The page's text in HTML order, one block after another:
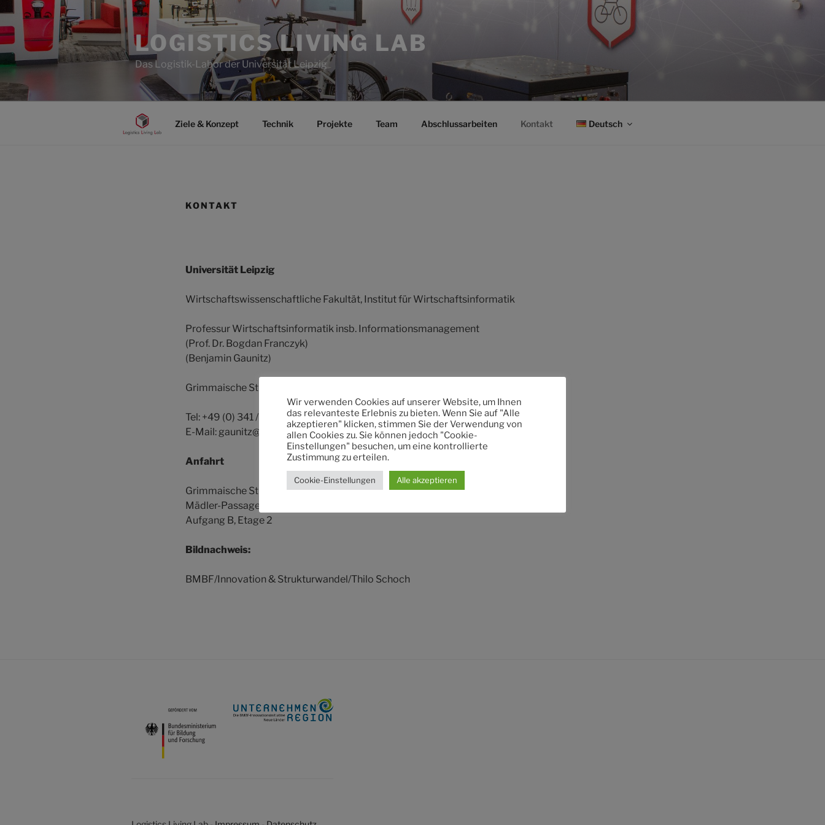
Inhalt
springen
LOGISTICS LIVING LAB
Das Logistik-Labor der Universität Leipzig
Ziele & Konzept Technik Projekte Team Abschlussarbeiten Kontakt Deutsch
KONTAKT
Universität Leipzig
Wirtschaftswissenschaftliche Fakultät, Institut für Wirtschaftsinformatik
Professur Wirtschaftsinformatik insb. Informationsmanagement
(Prof. Dr. Bogdan Franczyk)
(Benjamin Gaunitz)
Grimmaische Straße 12, 04109 Leipzig
Tel: +49 (0) 341 / 97 33 723
E-Mail: gaunitz@wifa.uni-leipzig.de
Anfahrt
Grimmaische Straße 2-4, 04109 Leipzig
Mädler-Passage Leipzig
Aufgang B, Etage 2
Bildnachweis:
BMBF/Innovation & Strukturwandel/Thilo Schoch
Wir verwenden Cookies auf unserer Website, um Ihnen
das relevanteste Erlebnis zu bieten. Wenn Sie auf "Alle
akzeptieren" klicken, stimmen Sie der Verwendung von
allen Cookies zu. Sie können jedoch "Cookie-
Einstellungen" besuchen, um eine kontrollierte
Zustimmung zu erteilen.
Cookie-Einstellungen Alle akzeptieren